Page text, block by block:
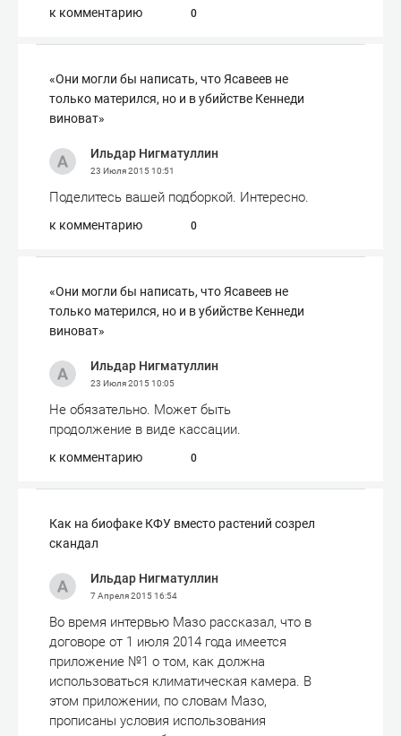
к комментарию 0
«Они могли бы написать, что Ясавеев не
только матерился, но и в убийстве Кеннеди
виноват»
Ильдар Нигматуллин
23 Июля 201510:51
Поделитесь вашей подборкой. Интересно.
к комментарию 0
«Они могли бы написать, что Ясавеев не
только матерился, но и в убийстве Кеннеди
виноват»
Ильдар Нигматуллин
23 Июля 201510:05
Не обязательно. Может быть
продолжение в виде кассации.
к комментарию 0
Как на биофаке КФУ вместо растений созрел
скандал
Ильдар Нигматуллин
7 Апреля 201516:54
Во время интервью Мазо рассказал, что в
договоре от 1 июля 2014 года имеется
приложение №1 о том, как должна
использоваться климатическая камера. В
этом приложении, по словам Мазо,
прописаны условия использования